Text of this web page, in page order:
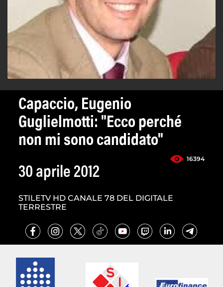
Capaccio, Eugenio
Guglielmotti: "Ecco perché
non mi sono candidato"
16394
30 aprile 2012
STILETV HD CANALE 78 DEL DIGITALE
TERRESTRE